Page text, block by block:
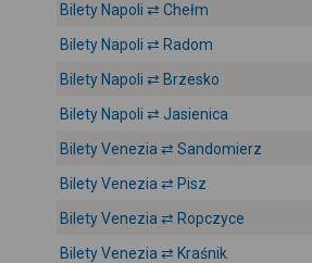
Bilety Napoli ⇄ Chełm
Bilety Napoli ⇄ Radom
Bilety Napoli ⇄ Brzesko
Bilety Napoli ⇄ Jasienica
Bilety Venezia ⇄ Sandomierz
Bilety Venezia ⇄ Pisz
Bilety Venezia ⇄ Ropczyce
Bilety Venezia ⇄ Kraśnik